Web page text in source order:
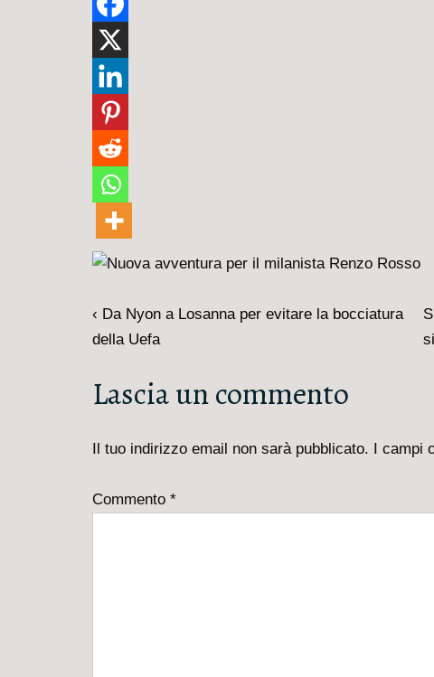
Navigazione
articoli
L'articolo
precedente
‹ Da Nyon a Losanna per evitare la bocciatura
della Uefa
Il
Lascia un commento
Il tuo indirizzo email non sarà pubblicato. I campi
Commento *